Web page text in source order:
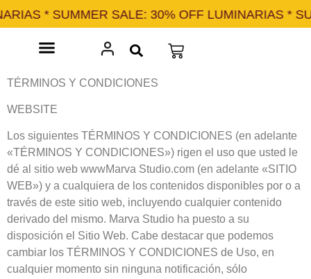
SALE: 30% OFF LUMINARIAS * SUMMER
TÉRMINOS Y CONDICIONES
WEBSITE
Los siguientes TÉRMINOS Y CONDICIONES (en adelante
«TÉRMINOS Y CONDICIONES») rigen el uso que usted le
dé al sitio web wwwMarva Studio.com (en adelante «SITIO
WEB») y a cualquiera de los contenidos disponibles por o a
través de este sitio web, incluyendo cualquier contenido
derivado del mismo. Marva Studio ha puesto a su
disposición el Sitio Web. Cabe destacar que podemos
cambiar los TÉRMINOS Y CONDICIONES de Uso, en
cualquier momento sin ninguna notificación, sólo